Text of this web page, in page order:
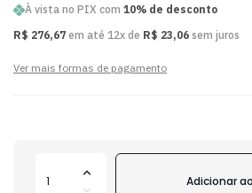
À vista no PIX com 10% de desconto
R$ 276,67 em até 12x de R$ 23,06 sem juros
Ver mais formas de pagamento
Adicionar